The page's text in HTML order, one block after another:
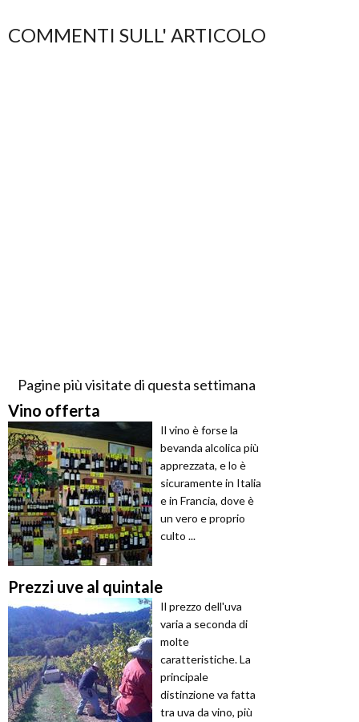
COMMENTI SULL' ARTICOLO
Pagine più visitate di questa settimana
Vino offerta
Il vino è forse la
bevanda alcolica più
apprezzata, e lo è
sicuramente in Italia
e in Francia, dove è
un vero e proprio
culto ...
Prezzi uve al quintale
Il prezzo dell'uva
varia a seconda di
molte
caratteristiche. La
principale
distinzione va fatta
tra uva da vino, più